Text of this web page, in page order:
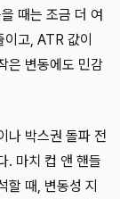
때는 조금 더 여
고, ATR 값이
은 변동에도 민감
나 박스권 돌파 전
. 마치 컵 앤 핸들
할 때, 변동성 지